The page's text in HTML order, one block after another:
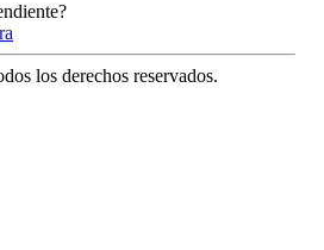
los derechos reservados.